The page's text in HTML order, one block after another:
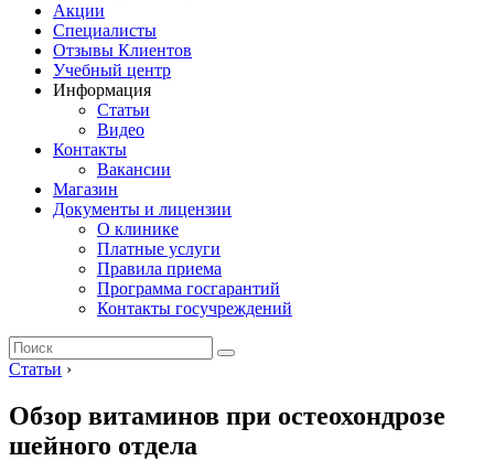
Акции
Специалисты
Отзывы Клиентов
Учебный центр
Информация
Статьи
Видео
Контакты
Вакансии
Магазин
Документы и лицензии
О клинике
Платные услуги
Правила приема
Программа госгарантий
Контакты госучреждений
Статьи ›
Обзор витаминов при остеохондрозе
шейного отдела